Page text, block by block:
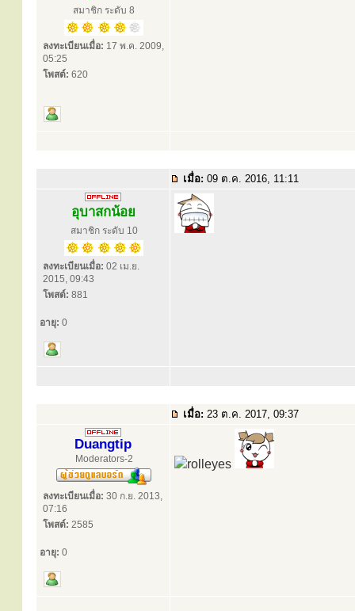
สมาชิก ระดับ 8
ลงทะเบียนเมื่อ: 17 พ.ค. 2009,
05:25
โพสต์: 620
เมื่อ: 09 ต.ค. 2016, 11:11
อุบาสกน้อย
สมาชิก ระดับ 10
ลงทะเบียนเมื่อ: 02 เม.ย.
2015, 09:43
โพสต์: 881
อายุ: 0
เมื่อ: 23 ต.ค. 2017, 09:37
Duangtip
Moderators-2
ลงทะเบียนเมื่อ: 30 ก.ย. 2013,
07:16
โพสต์: 2585
อายุ: 0